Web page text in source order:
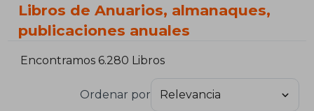
Libros de Anuarios, almanaques,
publicaciones anuales
Encontramos 6.280 Libros
Ordenar por